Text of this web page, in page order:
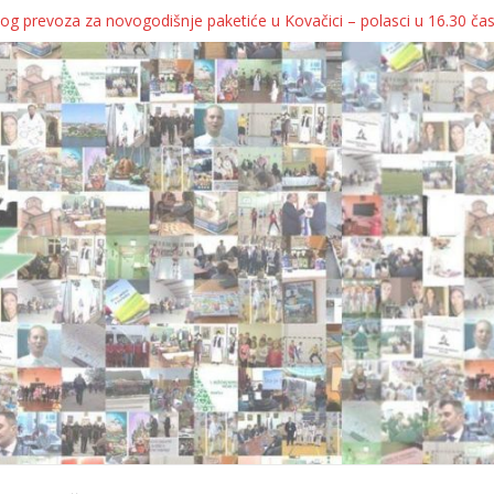
prevoza za novogodišnje paketiće u Kovačici – polasci u 16.30
KOLICA ZA 76 BEBA SA TERITORIJE OPŠTINE KOVAČICA
oborila rekord zatvorenih firmi!
telo
pa kukaju o „egzilu“